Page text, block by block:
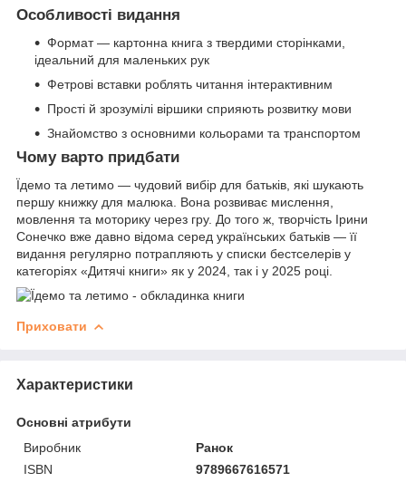
Особливості видання
Формат — картонна книга з твердими сторінками,
ідеальний для маленьких рук
Фетрові вставки роблять читання інтерактивним
Прості й зрозумілі віршики сприяють розвитку мови
Знайомство з основними кольорами та транспортом
Чому варто придбати
Їдемо та летимо — чудовий вибір для батьків, які шукають
першу книжку для малюка. Вона розвиває мислення,
мовлення та моторику через гру. До того ж, творчість Ірини
Сонечко вже давно відома серед українських батьків — її
видання регулярно потрапляють у списки бестселерів у
категоріях «Дитячі книги» як у 2024, так і у 2025 році.
Приховати
Характеристики
Основні атрибути
Виробник
Ранок
ISBN
9789667616571